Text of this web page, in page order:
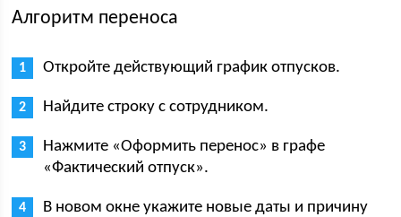
Алгоритм переноса
Откройте действующий график отпусков.
Найдите строку с сотрудником.
Нажмите «Оформить перенос» в графе
«Фактический отпуск».
В новом окне укажите новые даты и причину